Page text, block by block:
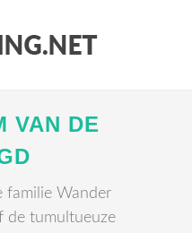
VAN DE
familie Wander
de tumultueuze